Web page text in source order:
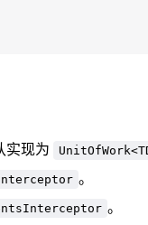
实现为
。
。